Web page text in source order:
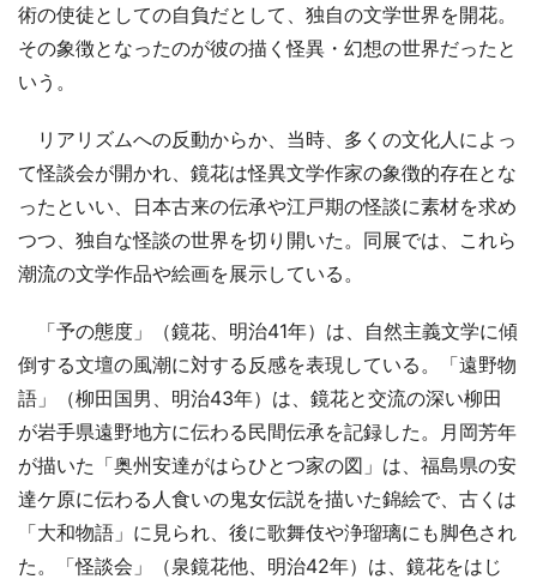
術の使徒としての自負だとして、独自の文学世界を開花。
その象徴となったのが彼の描く怪異・幻想の世界だったと
いう。
リアリズムへの反動からか、当時、多くの文化人によっ
て怪談会が開かれ、鏡花は怪異文学作家の象徴的存在とな
ったといい、日本古来の伝承や江戸期の怪談に素材を求め
つつ、独自な怪談の世界を切り開いた。同展では、これら
潮流の文学作品や絵画を展示している。
「予の態度」（鏡花、明治41年）は、自然主義文学に傾
倒する文壇の風潮に対する反感を表現している。「遠野物
語」（柳田国男、明治43年）は、鏡花と交流の深い柳田
が岩手県遠野地方に伝わる民間伝承を記録した。月岡芳年
が描いた「奥州安達がはらひとつ家の図」は、福島県の安
達ケ原に伝わる人食いの鬼女伝説を描いた錦絵で、古くは
「大和物語」に見られ、後に歌舞伎や浄瑠璃にも脚色され
た。「怪談会」（泉鏡花他、明治42年）は、鏡花をはじ